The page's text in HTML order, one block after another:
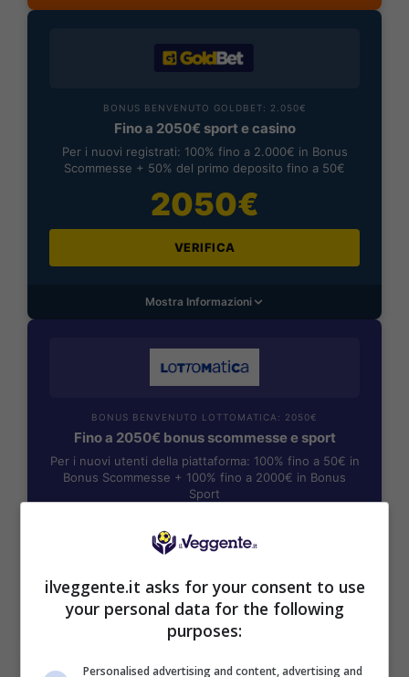
BONUS BENVENUTO GOLDBET: 2.050€
Fino a 2050€ sport e casino
Per i nuovi registrati: 100% fino a 2.000€ in Bonus
Scommesse + 50% del primo deposito fino a 50€
2050€
VERIFICA
Mostra Informazioni
BONUS BENVENUTO LOTTOMATICA: 2050€
Fino a 2050€ bonus scommesse e sport
Per i nuovi utenti della piattaforma: 100% fino a 50€ in
Bonus Scommesse + 100% fino a 2000€ in Bonus
Sport
2050€
Mostra Informazioni
ilveggente.it asks for your consent to use
your personal data for the following
purposes:
Personalised advertising and content, advertising and